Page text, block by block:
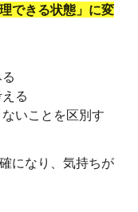
できる状態」に変
る
いことを区別す
になり、気持ちが